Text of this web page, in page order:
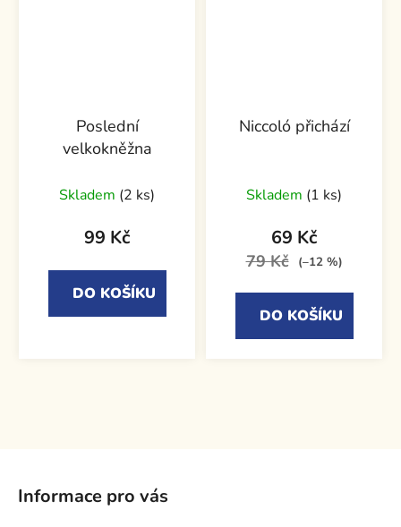
Poslední
velkokněžna
Skladem (2 ks)
99 Kč
DO KOŠÍKU
Niccoló přichází
Skladem (1 ks)
69 Kč
79 Kč (–12 %)
DO KOŠÍKU
Informace pro vás